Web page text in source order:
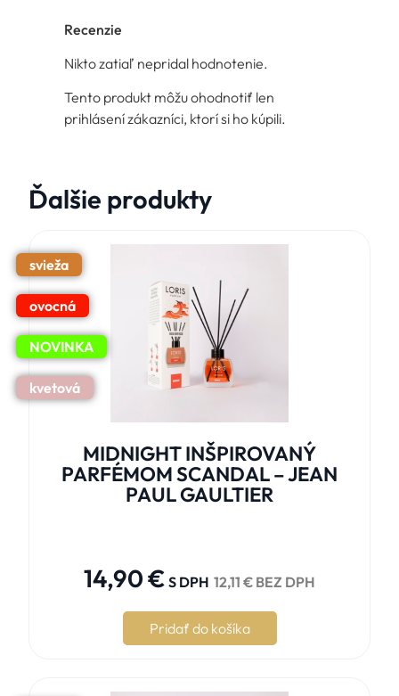
Recenzie
Nikto zatiaľ nepridal hodnotenie.
Tento produkt môžu ohodnotiť len
prihlásení zákazníci, ktorí si ho kúpili.
Ďalšie produkty
svieža
ovocná
NOVINKA
kvetová
MIDNIGHT INŠPIROVANÝ
PARFÉMOM SCANDAL – JEAN
PAUL GAULTIER
14,90€ S DPH 12,11 € BEZ DPH
Pridať do košíka